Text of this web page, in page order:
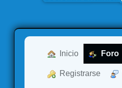
Inicio Foro
Registrarse